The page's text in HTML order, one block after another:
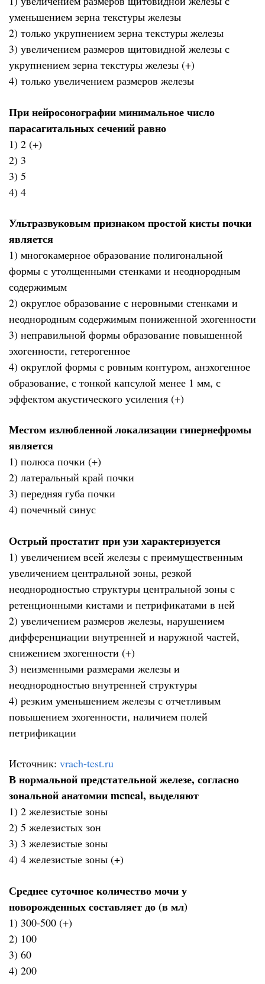
уменьшением зерна текстуры железы
2) только укрупнением зерна текстуры железы
3) увеличением размеров щитовидной железы с
укрупнением зерна текстуры железы (+)
4) только увеличением размеров железы
При нейросонографии минимальное число
парасагитальных сечений равно
1) 2 (+)
2) 3
3) 5
4) 4
Ультразвуковым признаком простой кисты почки
является
1) многокамерное образование полигональной
формы с утолщенными стенками и неоднородным
содержимым
2) округлое образование с неровными стенками и
неоднородным содержимым пониженной эхогенности
3) неправильной формы образование повышенной
эхогенности, гетерогенное
4) округлой формы с ровным контуром, анэхогенное
образование, с тонкой капсулой менее 1 мм, с
эффектом акустического усиления (+)
Местом излюбленной локализации гипернефромы
является
1) полюса почки (+)
2) латеральный край почки
3) передняя губа почки
4) почечный синус
Острый простатит при узи характеризуется
1) увеличением всей железы с преимущественным
увеличением центральной зоны, резкой
неоднородностью структуры центральной зоны с
ретенционными кистами и петрификатами в ней
2) увеличением размеров железы, нарушением
дифференциации внутренней и наружной частей,
снижением эхогенности (+)
3) неизменными размерами железы и
неоднородностью внутренней структуры
4) резким уменьшением железы с отчетливым
повышением эхогенности, наличием полей
петрификации
Источник: vrach-test.ru
В нормальной предстательной железе, согласно
зональной анатомии mcneal, выделяют
1) 2 железистые зоны
2) 5 железистых зон
3) 3 железистые зоны
4) 4 железистые зоны (+)
Среднее суточное количество мочи у
новорожденных составляет до (в мл)
1) 300-500 (+)
2) 100
3) 60
4) 200